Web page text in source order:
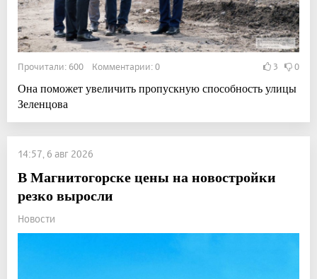
Прочитали: 600 Комментарии: 0 3 0
Она поможет увеличить пропускную способность улицы
Зеленцова
14:57, 6 авг 2026
В Магнитогорске цены на новостройки
резко выросли
Новости